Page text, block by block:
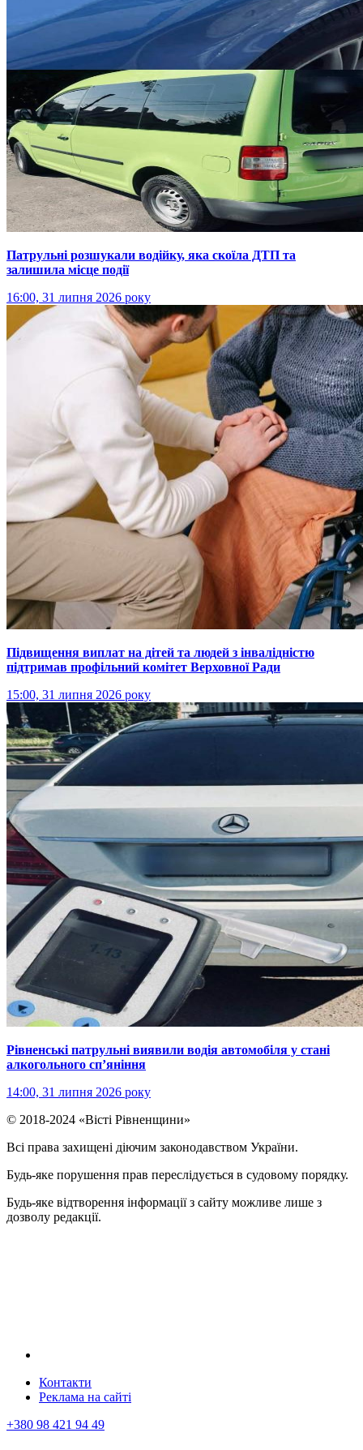
Патрульні розшукали водійку, яка скоїла ДТП та
залишила місце події
16:00, 31 липня 2026 року
Підвищення виплат на дітей та людей з інвалідністю
підтримав профільний комітет Верховної Ради
15:00, 31 липня 2026 року
Рівненські патрульні виявили водія автомобіля у стані
алкогольного сп’яніння
14:00, 31 липня 2026 року
© 2018-2024 «Вісті Рівненщини»
Всі права захищені діючим законодавством України.
Будь-яке порушення прав переслідується в судовому порядку.
Будь-яке відтворення інформації з сайту можливе лише з
дозволу редакції.
Контакти
Реклама на сайтi
+380 98 421 94 49